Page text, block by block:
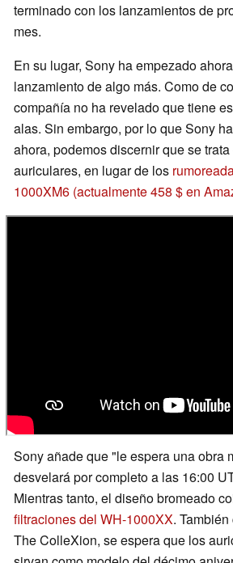
terminado con los lanzamientos de
mes.
En su lugar, Sony ha empezado
lanzamiento de algo más. Como de
compañía no ha revelado que tiene
alas. Sin embargo, por lo que Sony
ahora, podemos discernir que se
auriculares, en lugar de los
1000XM6 (actualmente 458 $ en
Sony añade que "le espera una obra
desvelará por completo a las 16:00
Mientras tanto, el diseño bromeado
filtraciones del WH-1000XX.
The ColleXion, se espera que los